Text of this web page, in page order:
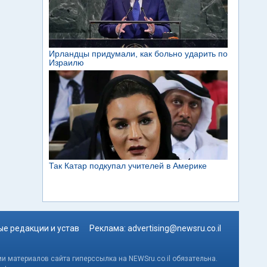
редакции и устав Реклама: advertising@newsru.co.il
сайта гиперссылка на NEWSru.co.il обязательна.